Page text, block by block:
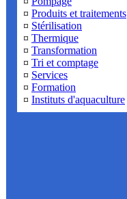
¤ Produits et traitements
¤ Stérilisation
¤ Thermique
¤ Transformation
¤ Tri et comptage
¤ Services
¤ Formation
¤ Instituts d'aquaculture